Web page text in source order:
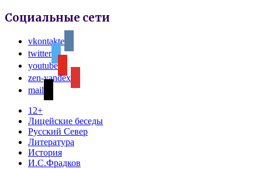
Социальные сети
vkontakte
twitter
youtube
zen-yandex
mail
12+
Лицейские беседы
Русский Север
Литература
История
И.С.Фрадков